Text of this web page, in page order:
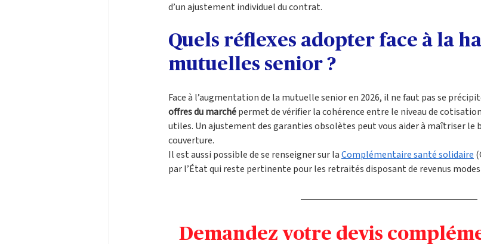
d’un ajustement individuel du contrat.
Quels réflexes adopter face à la
mutuelles senior ?
Face à l’augmentation de la mutuelle senior en 2026, il ne faut pas se
offres du marché permet de vérifier la cohérence entre le niveau de
utiles. Un ajustement des garanties obsolètes peut vous aider à maîtriser le
couverture.
Il est aussi possible de se renseigner sur la Complémentaire santé solidaire
par l’État qui reste pertinente pour les retraités disposant de revenus
Demandez votre devis